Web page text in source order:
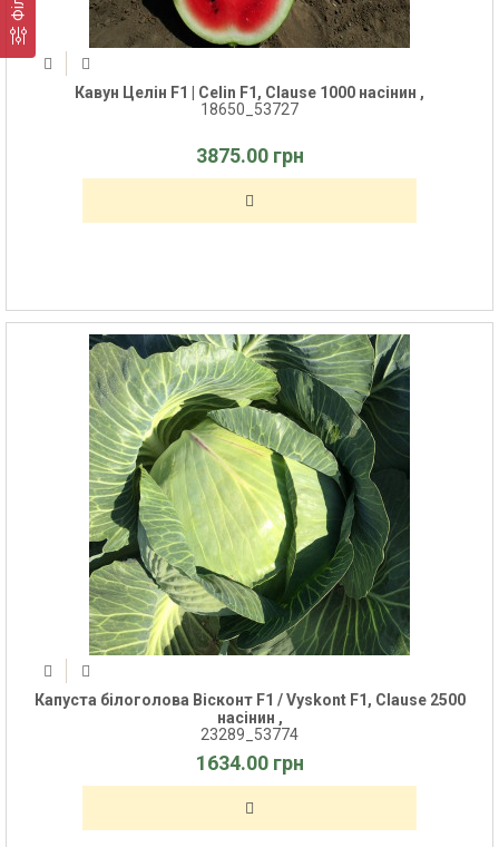
Кавун Целін F1 | Celin F1, Clause 1000 насінин ,
18650_53727
3875.00 грн
Капуста білоголова Вісконт F1 / Vyskont F1, Clause 2500
насінин ,
23289_53774
1634.00 грн